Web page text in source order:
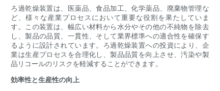
ろ過乾燥装置は、医薬品、食品加工、化学薬品、廃棄物管理な
ど、様々な産業プロセスにおいて重要な役割を果たしていま
す。この装置は、幅広い材料から水分やその他の不純物を除去
し、製品の品質、一貫性、そして業界標準への適合性を確保す
るように設計されています。ろ過乾燥装置への投資により、企
業は生産プロセスを合理化し、製品品質を向上させ、汚染や製
品リコールのリスクを軽減することができます。
効率性と生産性の向上